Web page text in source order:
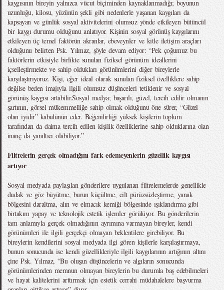
kaygısının bireyin yalnızca vücut biçiminden kaynaklanmadığı; boyunun
uzunluğu, kilosu, yüzünün şekli gibi nedenlerle yaşanan kaygıları da
kapsayan ve günlük sosyal aktivitelerini olumsuz yönde etkileyen bütüncül
bir kaygı durumu olduğunu anlatıyor. Kişinin sosyal görünüş kaygılarını
etkileyen üç temel faktörün akranlar, ebeveynler ve kitle iletişim araçları
olduğunu belirten Psk. Yılmaz, şöyle devam ediyor: “Pek çoğumuz bu
faktörlerin etkisiyle birlikte sunulan fiziksel görünüm ideallerini
içselleştirmekte ve sahip oldukları görünümlerini diğer bireylerle
karşılaştırıyoruz. Kişi, eğer ideal olarak sunulan fiziksel özelliklere sahip
değilse beden imajıyla ilgili olumsuz düşünceleri tetiklenir ve sosyal
görünüş kaygısı artabilir.Sosyal medya; başarılı, güzel, tercih edilir olmanın
şartının, görsel mükemmelliğe sahip olmak olduğunu öne sürer, “Güzel
olan iyidir” kabulünün eder. Beğenilirliği yüksek kişilerin toplum
tarafından da daima tercih edilen kişilik özelliklerine sahip olduklarına olan
inanç da yanıltıcı olabiliyor.”
Filtrelerin gerçek olmadığını fark edemeyenlerin güzellik kaygısı
artıyor
Sosyal medyada paylaşılan gönderilere uygulanan filtrelemelerde genellikle
dudak ve göz büyütme, burun küçültme, cilt pürüzsüzleştirme, yanak
bölgesini daraltma, alın ve elmacık kemiği bölgesinde ışıklandırma gibi
birtakım yapay ve teknolojik estetik işlemler görülüyor. Bu gönderilerin
tam anlamıyla gerçek olmadığının ayrımına varmayan bireyler, kendi
görünümleri ile ilgili gerçekçi olmayan beklentilere girebiliyor. Bu
bireylerin kendilerini sosyal medyada ilgi gören kişilerle karşılaştırmaya,
bunun sonucunda ise kendi güzellikleriyle ilgili kaygılarının artığının altını
çine Psk. Yılmaz, “Bu oluşan düşüncelerin ve algıların sonucunda
görünümlerinden memnun olmayan bireylerin bu durumla baş edebilmeleri
ve hayat kalitelerini arttırmak için estetik cerrahi müdahalelere başvurma